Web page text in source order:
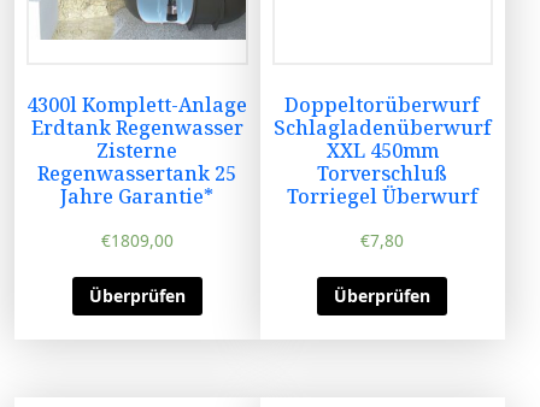
4300l Komplett-Anlage
Erdtank Regenwasser
Zisterne
Regenwassertank 25
Jahre Garantie*
€1809,00
Überprüfen
Doppeltorüberwurf
Schlagladenüberwurf
XXL 450mm
Torverschluß
Torriegel Überwurf
€7,80
Überprüfen